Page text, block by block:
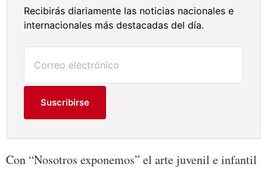
Recibirás diariamente las noticias nacionales e
internacionales más destacadas del día.
Suscribirse
Con “Nosotros exponemos” el arte juvenil e infantil